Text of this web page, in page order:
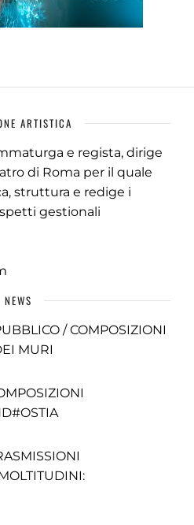
ARTISTICA
e regista, dirige
di Roma per il quale
struttura e redige i
gestionali
NEWS
/ COMPOSIZIONI
MURI